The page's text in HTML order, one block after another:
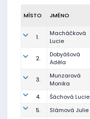
MÍSTO JMÉNO
1.
Macháčková
Lucie
2.
Dobyášová
Adéla
3.
Munzarová
Monika
4. Šáchová Lucie
5.
Slámová Julie